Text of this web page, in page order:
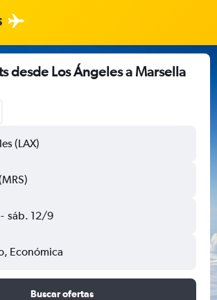
desde Los Ángeles a Marsella
(LAX)
- sáb. 12/9
Económica
Buscar ofertas